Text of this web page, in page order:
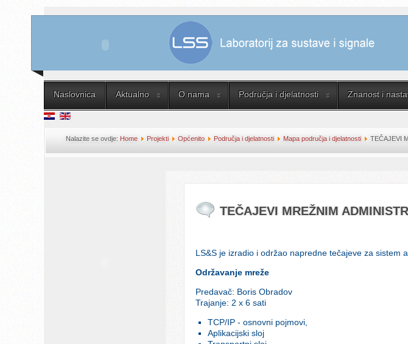
Naslovnica Aktualno O nama Područja i djelatnosti Znanost i
Nalazite se ovdje:Home Projekti Općenito Područja i djelatnosti Mapa područja i djelatnosti
TEČAJEVI
TEČAJEVI MREŽNIM
LS&S je izradio i održao napredne tečajeve za sistem
Održavanje mreže
Predavač: Boris Obradov
Trajanje: 2 x 6 sati
TCP/IP - osnovni pojmovi,
Aplikacijski sloj